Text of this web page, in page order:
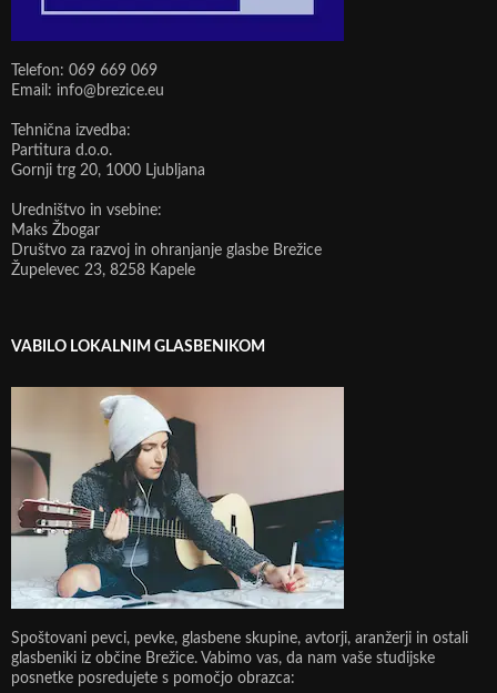
Telefon: 069 669 069
Email: info@brezice.eu
Tehnična izvedba:
Partitura d.o.o.
Gornji trg 20, 1000 Ljubljana
Uredništvo in vsebine:
Maks Žbogar
Društvo za razvoj in ohranjanje glasbe Brežice
Župelevec 23, 8258 Kapele
VABILO LOKALNIM GLASBENIKOM
Spoštovani pevci, pevke, glasbene skupine, avtorji, aranžerji in ostali
glasbeniki iz občine Brežice. Vabimo vas, da nam vaše studijske
posnetke posredujete s pomočjo obrazca: